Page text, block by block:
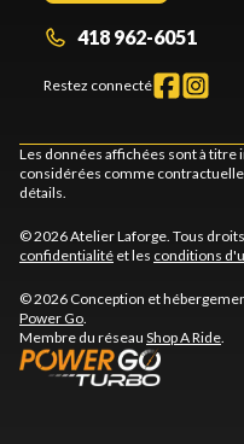
418 962-6051
Restez connecté
Les données affichées sont à
considérées comme
détails.
© 2026 Atelier Laforge. Tous
confidentialité et les conditions
© 2026 Conception et
Power Go
Membre du réseau Shop A Ride